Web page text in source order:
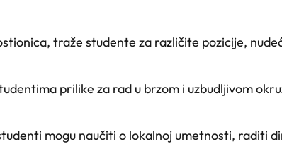
traže studente za različite pozicije,
prilike za rad u brzom i uzbudljivom
mogu naučiti o lokalnoj umetnosti, raditi